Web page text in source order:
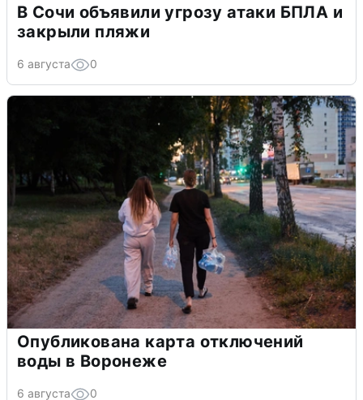
В Сочи объявили угрозу атаки БПЛА и
закрыли пляжи
6 августа 0
Опубликована карта отключений
воды в Воронеже
6 августа 0